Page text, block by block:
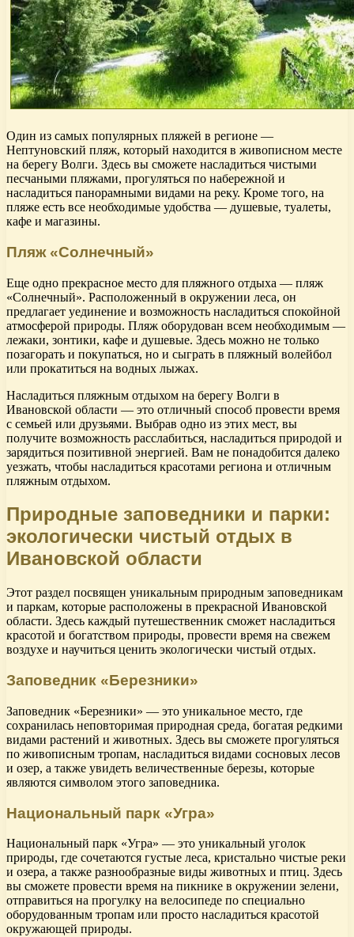
Один из самых популярных пляжей в регионе —
Нептуновский пляж, который находится в живописном месте
на берегу Волги. Здесь вы сможете насладиться чистыми
песчаными пляжами, прогуляться по набережной и
насладиться панорамными видами на реку. Кроме того, на
пляже есть все необходимые удобства — душевые, туалеты,
кафе и магазины.
Пляж «Солнечный»
Еще одно прекрасное место для пляжного отдыха — пляж
«Солнечный». Расположенный в окружении леса, он
предлагает уединение и возможность насладиться спокойной
атмосферой природы. Пляж оборудован всем необходимым —
лежаки, зонтики, кафе и душевые. Здесь можно не только
позагорать и покупаться, но и сыграть в пляжный волейбол
или прокатиться на водных лыжах.
Насладиться пляжным отдыхом на берегу Волги в
Ивановской области — это отличный способ провести время
с семьей или друзьями. Выбрав одно из этих мест, вы
получите возможность расслабиться, насладиться природой и
зарядиться позитивной энергией. Вам не понадобится далеко
уезжать, чтобы насладиться красотами региона и отличным
пляжным отдыхом.
Природные заповедники и парки:
экологически чистый отдых в
Ивановской области
Этот раздел посвящен уникальным природным заповедникам
и паркам, которые расположены в прекрасной Ивановской
области. Здесь каждый путешественник сможет насладиться
красотой и богатством природы, провести время на свежем
воздухе и научиться ценить экологически чистый отдых.
Заповедник «Березники»
Заповедник «Березники» — это уникальное место, где
сохранилась неповторимая природная среда, богатая редкими
видами растений и животных. Здесь вы сможете прогуляться
по живописным тропам, насладиться видами сосновых лесов
и озер, а также увидеть величественные березы, которые
являются символом этого заповедника.
Национальный парк «Угра»
Национальный парк «Угра» — это уникальный уголок
природы, где сочетаются густые леса, кристально чистые реки
и озера, а также разнообразные виды животных и птиц. Здесь
вы сможете провести время на пикнике в окружении зелени,
отправиться на прогулку на велосипеде по специально
оборудованным тропам или просто насладиться красотой
окружающей природы.